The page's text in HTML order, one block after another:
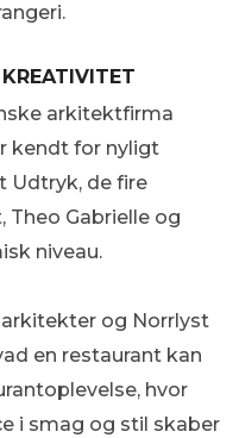
arkitektfirma
kendt for nyligt
Udtryk, de fire
Theo Gabrielle og
niveau.
og Norrlyst
en restaurant kan
hvor
i smag og stil skaber